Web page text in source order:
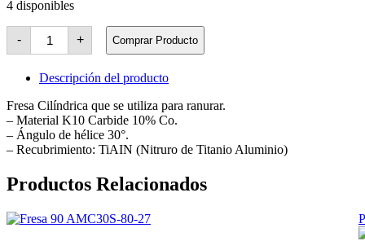
4 disponibles
-
Fresa
Esférica
Metal
duro
2F
CO
TIAIN
D14
cantidad
+ Comprar Producto
Descripción del producto
Fresa Cilíndrica que se utiliza para ranurar.
– Material K10 Carbide 10% Co.
– Ángulo de hélice 30°.
– Recubrimiento: TiAIN (Nitruro de Titanio Aluminio)
Productos Relacionados